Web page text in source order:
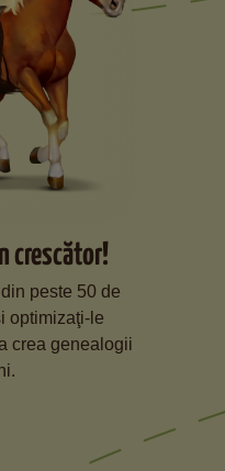
crescător!
peste 50 de
optimizaţi-le
crea genealogii